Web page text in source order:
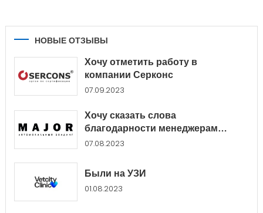
НОВЫЕ ОТЗЫВЫ
Хочу отметить работу в
компании Серконс
07.09.2023
Хочу сказать слова
благодарности менеджерам
Major...
07.08.2023
Были на УЗИ
01.08.2023